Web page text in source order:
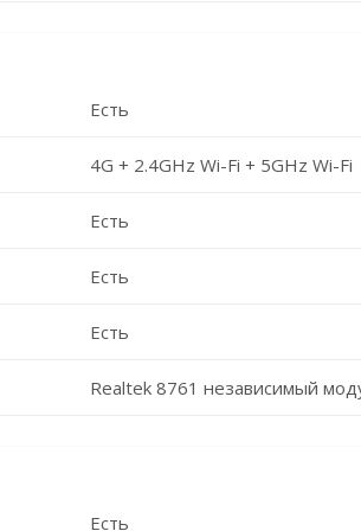
Есть
4G + 2.4GHz Wi-Fi + 5GHz Wi-Fi
Есть
Есть
Есть
Realtek 8761 независимый
Есть